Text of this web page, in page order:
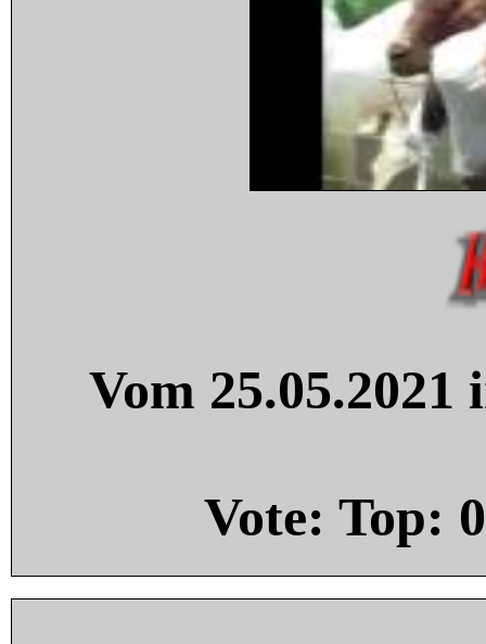
Vom
Vote: Top: 0